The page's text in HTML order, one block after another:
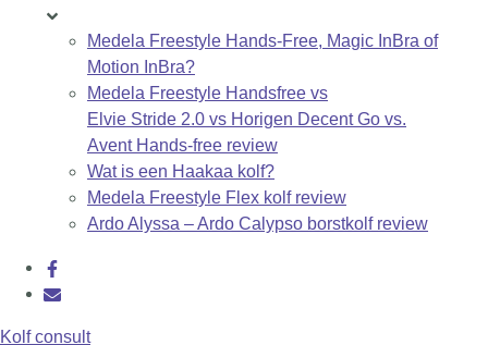
Medela Freestyle Hands-Free, Magic InBra of
Motion InBra?
Medela Freestyle Handsfree vs
Elvie Stride 2.0 vs Horigen Decent Go vs.
Avent Hands-free review
Wat is een Haakaa kolf?
Medela Freestyle Flex kolf review
Ardo Alyssa – Ardo Calypso borstkolf review
Kolf consult